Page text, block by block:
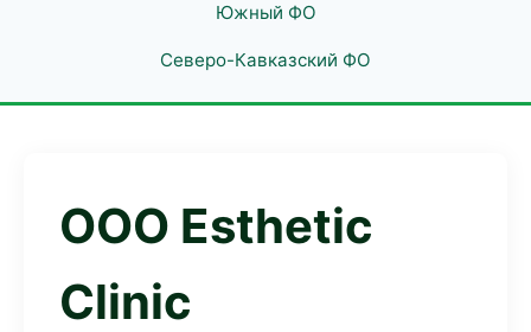
Южный ФО
Северо-Кавказский ФО
ООО Esthetic
Clinic